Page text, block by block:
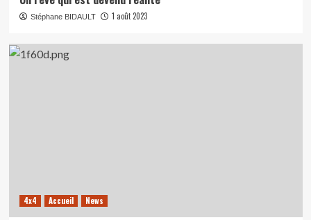
Stéphane BIDAULT 1 août 2023
4x4 Accueil News